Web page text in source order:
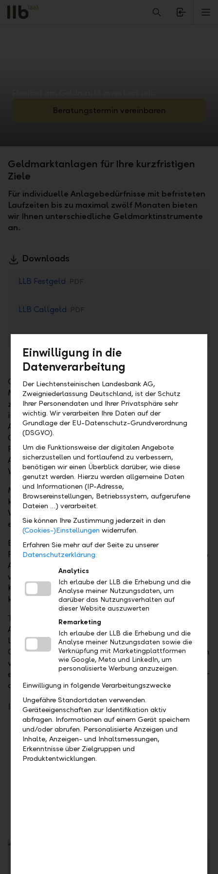
Alerts.Headline
Beratungstermin vereinbaren
Geldmarktanlagen für Ihre kurzfristigen
Ziele
Für individuelle Anlagebedürfnisse mit befristeten
Laufzeiten bis zu maximal zwölf Monaten bieten
wir Ihnen unterschiedliche Geldmarktinstrumente
an.
Downloads
LLB Festgeld PDF
LLB Callgeld PDF
Geldmarktanlagen bieten Ihnen verschiedene
Möglichkeiten, aktuell verfügbare Mittel kurzfristig
zu investieren. Dafür eignen sich je nach Ihrem
individuellen Anlagewunsch und geplanten
Anlagezeitraum zum Beispiel Festgeldanlagen,
Callgeldanlagen oder Treuhandanlagen. In jedem
Fall lässt sich so auch kurzfristig und ohne grösseren
Aufwand eine interessante, marktgerechte
Verzinsung erzielen.
MitFestgeldanlagenbieten wir Ihnen eine
kurzfristige Anlagemöglichkeit in verschiedenen
Währungen an. Die Laufzeit kann dabei zwischen
einer Woche und zwölf Monaten gewählt werden.
Bei
Callgeldanlagen, eine Form von
Festgeldanlagen, profitieren Sie von der kurzfristigen
Anlagemöglichkeit in verschiedenen Währungen und
von flexibler Entscheidungsfreiheit dank einer
Kündigungsfrist von lediglich einem Arbeitstag. Sie
können innert 48 Stunden abgerufen werden.
Treuhandanlagen
ermöglichen kurzfristige
Anlagemöglichkeiten im Geldmarkt mit einer
Laufzeit bis zu zwölf Monaten. Diese
Geldmarktanlagen sind in verschiedenen Währungen
verfügbar und werden für Sie wunschgemäss bei
europäischen Grossbanken in unserem Namen – aber
auf Ihre Rechnung und Ihr Risiko – platziert.
Ihre Vorteile
Zeitfaktor nutzen: Anlage zu aktuellen
Geldmarktkonditionen
Sie können Ihre Liquidität flexibel steuern
Einwilligung in die
Datenverarbeitung
Der Liechtensteinischen Landesbank AG,
Zweigniederlassung Deutschland, ist der Schutz
Ihrer Personendaten und Ihrer Privatsphäre sehr
wichtig. Wir verarbeiten Ihre Daten auf der
Grundlage der EU-Datenschutz-Grundverordnung
(DSGVO).
Um die Funktionsweise der digitalen Angebote
sicherzustellen und fortlaufend zu verbessern,
benötigen wir einen Überblick darüber, wie diese
genutzt werden. Hierzu werden allgemeine Daten
und Informationen (IP-Adresse,
Browsereinstellungen, Betriebssystem, aufgerufene
Dateien …) verarbeitet.
Sie können Ihre Zustimmung jederzeit in den
(Cookies-)Einstellungen widerrufen.
Erfahren Sie mehr auf der Seite zu unserer
Datenschutzerklärung.
Analytics
Ich erlaube der LLB die Erhebung und die
Analyse meiner Nutzungsdaten, um
darüber das Nutzungsverhalten auf
dieser Website auszuwerten
Remarketing
Ich erlaube der LLB die Erhebung und die
Analyse meiner Nutzungsdaten sowie die
Verknüpfung mit Marketingplattformen
wie Google, Meta und LinkedIn, um
personalisierte Werbung anzuzeigen.
Einwilligung in folgende Verarbeitungszwecke
Ungefähre Standortdaten verwenden.
Geräteeigenschaften zur Identifikation aktiv
abfragen. Informationen auf einem Gerät speichern
und/oder abrufen. Personalisierte Anzeigen und
Inhalte, Anzeigen- und Inhaltsmessungen,
Erkenntnisse über Zielgruppen und
Produktentwicklungen.